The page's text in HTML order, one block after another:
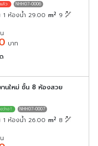
NHH07-0006
1 ห้องน้ำ 29.00 m2 9
บาท
นใหม่ ชั้น 8 ห้องสวย
NHH07-0007
1 ห้องน้ำ 26.00 m2 8